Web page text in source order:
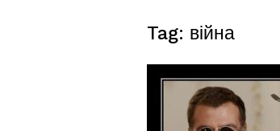
Tag: війна